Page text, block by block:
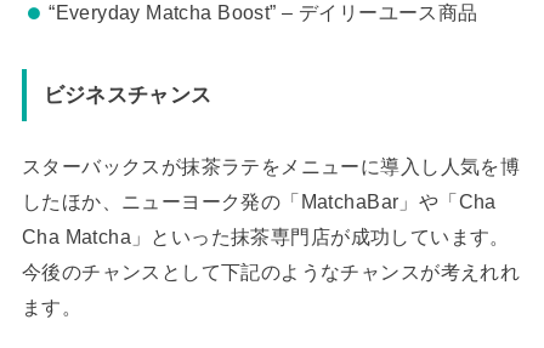
“Everyday Matcha Boost” – デイリーユース商品
ビジネスチャンス
スターバックスが抹茶ラテをメニューに導入し人気を博
したほか、ニューヨーク発の「MatchaBar」や「Cha
Cha Matcha」といった抹茶専門店が成功しています。
今後のチャンスとして下記のようなチャンスが考えれれ
ます。